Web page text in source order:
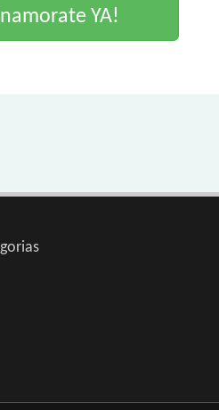
YA!